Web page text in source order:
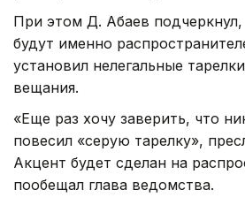
При этом Д. Абаев подчеркнул,
будут именно
установил нелегальные
вещания.
«Еще раз хочу заверить, что
повесил «серую тарелку»,
Акцент будет сделан на
пообещал глава ведомства.